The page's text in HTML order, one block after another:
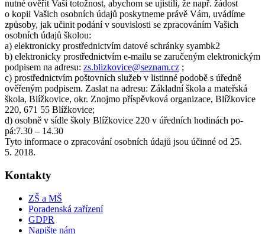
nutné ověřit Vaši totožnost, abychom se ujistili, že např. žádost
o kopii Vašich osobních údajů poskytneme právě Vám, uvádíme
způsoby, jak učinit podání v souvislosti se zpracováním Vašich
osobních údajů školou:
a) elektronicky prostřednictvím datové schránky syambk2
b) elektronicky prostřednictvím e-mailu se zaručeným elektronickým
podpisem na adresu: zs.blizkovice@seznam.cz ;
c) prostřednictvím poštovních služeb v listinné podobě s úředně
ověřeným podpisem. Zaslat na adresu: Základní škola a mateřská
škola, Blížkovice, okr. Znojmo příspěvková organizace, Blížkovice
220, 671 55 Blížkovice;
d) osobně v sídle školy Blížkovice 220 v úředních hodinách po-
pá:7.30 – 14.30
Tyto informace o zpracování osobních údajů jsou účinné od 25.
5. 2018.
Kontakty
ZŠ a MŠ
Poradenská zařízení
GDPR
Napište nám